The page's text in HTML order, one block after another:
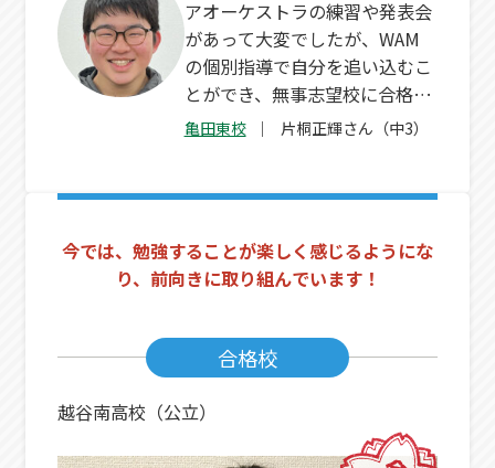
アオーケストラの練習や発表会
があって大変でしたが、WAM
の個別指導で自分を追い込むこ
とができ、無事志望校に合格す
ることができました。
亀田東校 片桐正輝さん（中3）
今では、勉強することが楽しく感じるようにな
り、前向きに取り組んでいます！
合格校
越谷南高校（公立）